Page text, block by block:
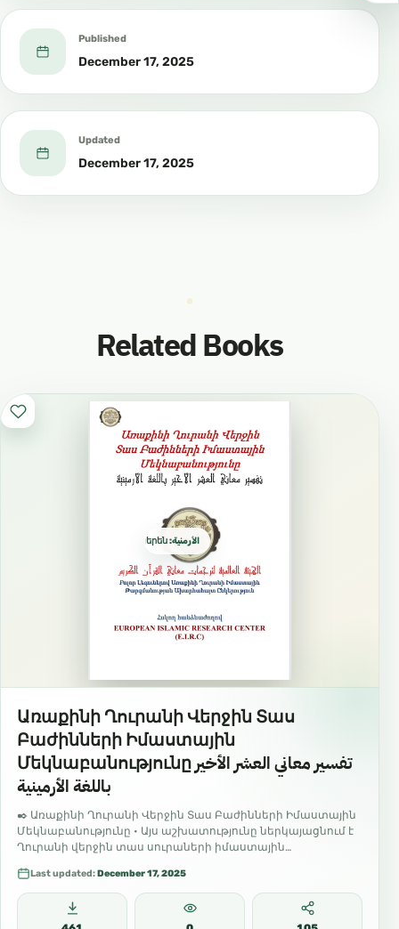
Published
December 17, 2025
Updated
December 17, 2025
Related Books
الأرمنية: հայերեն
Առաքինի Ղուրանի Վերջին Տաս
Բաժինների Իմաստային
Մեկնաբանությունը تفسير معاني العشر الأخير
باللغة الأرمينية
✒️ Առաքինի Ղուրանի Վերջին Տաս Բաժինների Իմաստային
Մեկնաբանությունը • Այս աշխատությունը ներկայացնում է
Ղուրանի վերջին տաս սուրաների իմաստային
Last updated:December 17, 2025